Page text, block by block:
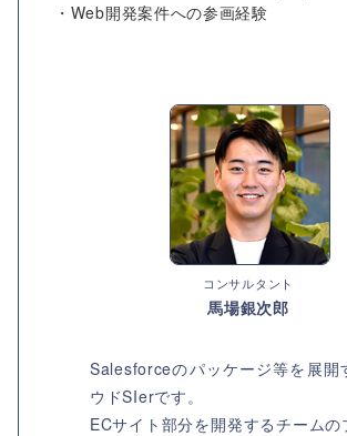
・Web開発案件への参画経験
コンサルタント
馬場銀次郎
Salesforceのパッケージ等を展開
ウドSIerです。
ECサイト部分を開発するチームの